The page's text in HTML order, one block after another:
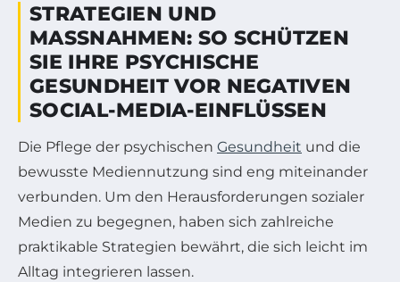
STRATEGIEN UND
MASSNAHMEN: SO SCHÜTZEN S
IE IHRE PSYCHISCHE G
ESUNDHEIT VOR NEGATIVEN S
OCIAL-MEDIA-EINFLÜSSEN
Die Pflege der psychischen Gesundheit und die
bewusste Mediennutzung sind eng miteinander
verbunden. Um den Herausforderungen sozialer
Medien zu begegnen, haben sich zahlreiche
praktikable Strategien bewährt, die sich leicht im
Alltag integrieren lassen.